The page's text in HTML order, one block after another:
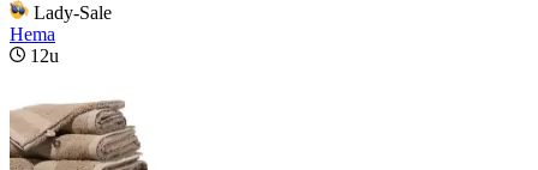
Lady-Sale
Hema
12u